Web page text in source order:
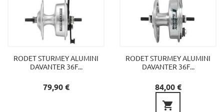
RODET STURMEY ALUMINI
DAVANTER 36F...
Preu
79,90 €
RODET STURMEY ALUMINI
DAVANTER 36F...
Preu
84,00 €
